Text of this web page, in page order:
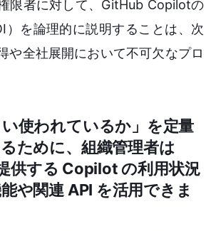
限者に対して、GitHub Copilotの
）を論理的に説明することは、次
や全社展開において不可欠なプロ
い使われているか」を定量
ために、組織管理者は
供する Copilot の利用状況
や関連 API を活用できま